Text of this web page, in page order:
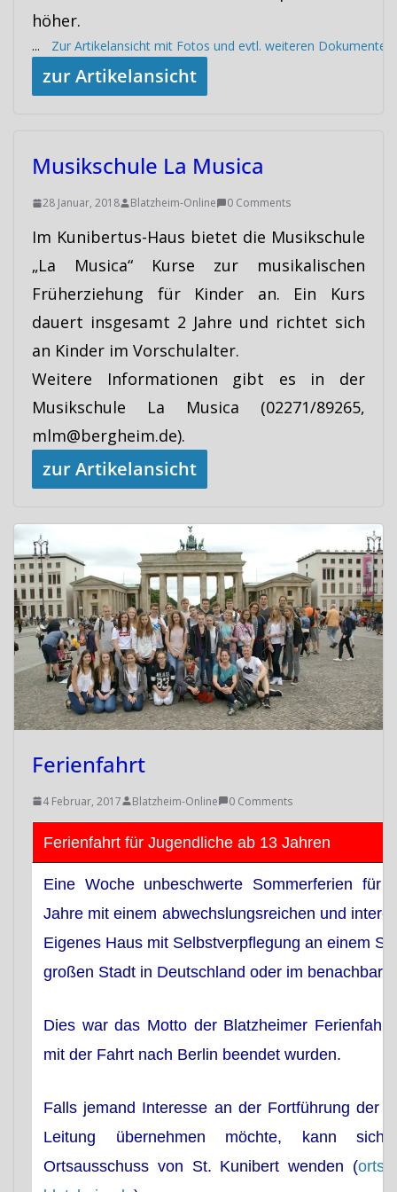
höher.
...Zur Artikelansicht mit Fotos und evtl. weiteren Dokumenten
zur Artikelansicht
Musikschule La Musica
28 Januar, 2018 Blatzheim-Online 0 Comments
Im Kunibertus-Haus bietet die Musikschule
„La Musica“ Kurse zur musikalischen
Früherziehung für Kinder an. Ein Kurs
dauert insgesamt 2 Jahre und richtet sich
an Kinder im Vorschulalter.
Weitere Informationen gibt es in der
Musikschule La Musica (02271/89265,
mlm@bergheim.de).
zur Artikelansicht
Ferienfahrt
4 Februar, 2017 Blatzheim-Online 0 Comments
Ferienfahrt für Jugendliche ab 13 Jahren
Eine Woche unbeschwerte Sommerferien für
Jahre mit einem abwechslungsreichen und
Eigenes Haus mit Selbstverpflegung an einem
großen Stadt in Deutschland oder im
Dies war das Motto der Blatzheimer
mit der Fahrt nach Berlin beendet wurden.
Falls jemand Interesse an der Fortführung der
Leitung übernehmen möchte, kann
Ortsausschuss von St. Kunibert wenden (